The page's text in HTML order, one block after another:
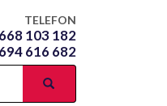
TELEFON
103 182
616 682